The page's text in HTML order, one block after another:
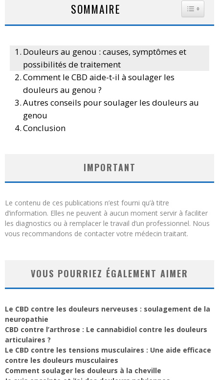
SOMMAIRE
Douleurs au genou : causes, symptômes et
possibilités de traitement
Comment le CBD aide-t-il à soulager les
douleurs au genou ?
Autres conseils pour soulager les douleurs au
genou
Conclusion
IMPORTANT
Le contenu de ces publications n’est fourni qu’à titre
d’information. Elles ne peuvent à aucun moment servir à faciliter
les diagnostics ou à remplacer le travail d’un professionnel. Nous
vous recommandons de contacter votre médecin traitant.
VOUS POURRIEZ ÉGALEMENT AIMER
Le CBD contre les douleurs nerveuses : soulagement de la
neuropathie
CBD contre l’arthrose : Le cannabidiol contre les douleurs
articulaires ?
Le CBD contre les tensions musculaires : Une aide efficace
contre les douleurs musculaires
Comment soulager les douleurs à la cheville